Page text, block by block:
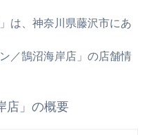
は、神奈川県藤沢市にあ
／鵠沼海岸店」の店舗情
店」の概要